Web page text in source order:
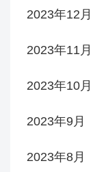
2023年12月
2023年11月
2023年10月
2023年9月
2023年8月